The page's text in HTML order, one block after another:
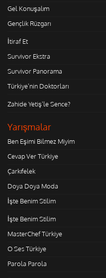
Gel Konuşalım
Gençlik Rüzgarı
İtiraf Et
Survivor Ekstra
Survivor Panorama
Türkiye'nin Doktorları
Zahide Yetiş'le Sence?
Yarışmalar
Ben Eşimi Bilmez Miyim
Cevap Ver Türkiye
Çarkıfelek
Doya Doya Moda
İşte Benim Stilim
İşte Benim Stilim
MasterChef Türkiye
O Ses Türkiye
Parola Parola